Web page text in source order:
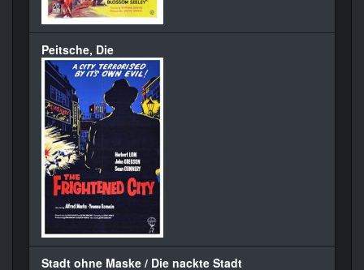
Peitsche, Die
Stadt ohne Maske / Die nackte Stadt